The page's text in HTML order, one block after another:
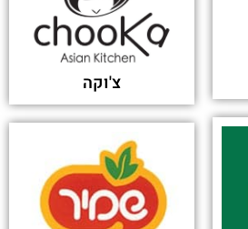
הקפאת מחירי קוקה קולה הייתה
יוניטרוניקס; חיים שני יהיה